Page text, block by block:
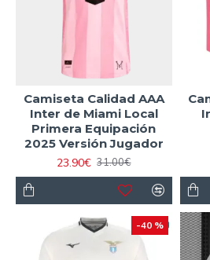
Camiseta Calidad AAA
Inter de Miami Local
Primera Equipación
2025 Versión Jugador
23.90€ 31.00€
-40 %